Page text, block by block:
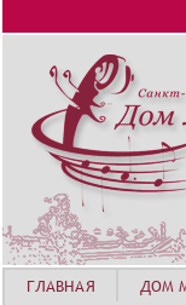
ГЛАВНАЯ ДОМ